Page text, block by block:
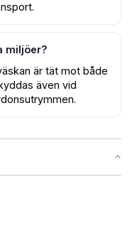
miljöer?
är tät mot både
även vid